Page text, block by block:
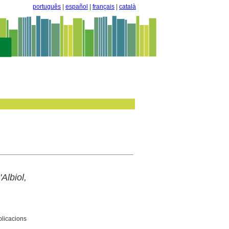
português español français català